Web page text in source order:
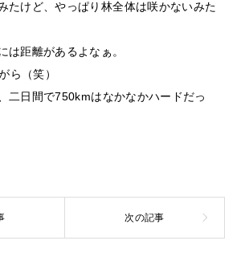
たけど、やっぱり林全体は咲かないみた
は距離があるよなぁ。
ら（笑）
二日間で750kmはなかなかハードだっ